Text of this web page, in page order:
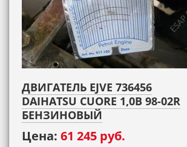
ДВИГАТЕЛЬ EJVE 736456
DAIHATSU CUORE 1,0B 98-02R
БЕНЗИНОВЫЙ
Цена: 61 245 руб.